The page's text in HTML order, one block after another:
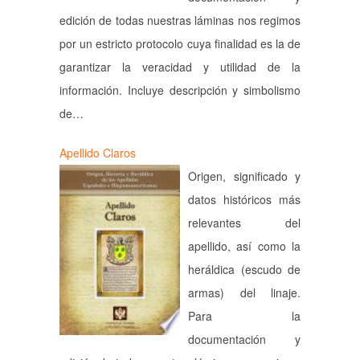
edición de todas nuestras láminas nos regimos
por un estricto protocolo cuya finalidad es la de
garantizar la veracidad y utilidad de la
información. Incluye descripción y simbolismo
de…
Apellido Claros
Origen, significado y
datos históricos más
relevantes del
apellido, así como la
heráldica (escudo de
armas) del linaje.
Para la
documentación y